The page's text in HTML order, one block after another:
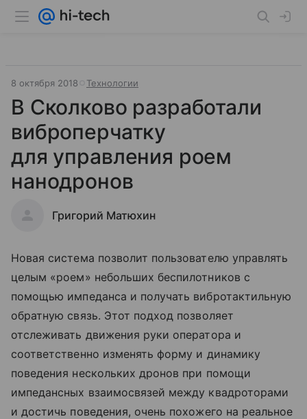
8 октября 2018 Технологии
В Сколково разработали
виброперчатку
для управления роем
нанодронов
Григорий Матюхин
Новая система позволит пользователю управлять
целым «роем» небольших беспилотников с
помощью импеданса и получать вибротактильную
обратную связь. Этот подход позволяет
отслеживать движения руки оператора и
соответственно изменять форму и динамику
поведения нескольких дронов при помощи
импедансных взаимосвязей между квадроторами
и достичь поведения, очень похожего на реальное